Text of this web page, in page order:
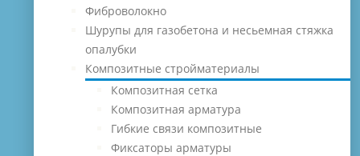
Фиброволокно
Шурупы для газобетона и несьемная стяжка
опалубки
Композитные стройматериалы
Композитная сетка
Композитная арматура
Гибкие связи композитные
Фиксаторы арматуры